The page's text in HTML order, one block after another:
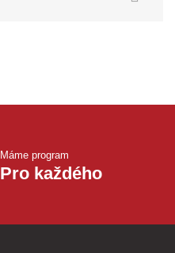
Máme program
Pro každého